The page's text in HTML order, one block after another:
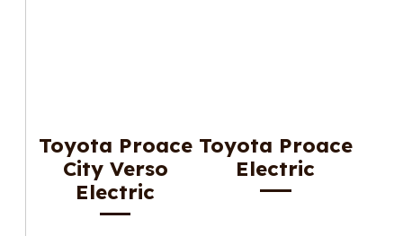
Toyota Proace
City Verso
Electric
Toyota Proace
Electric